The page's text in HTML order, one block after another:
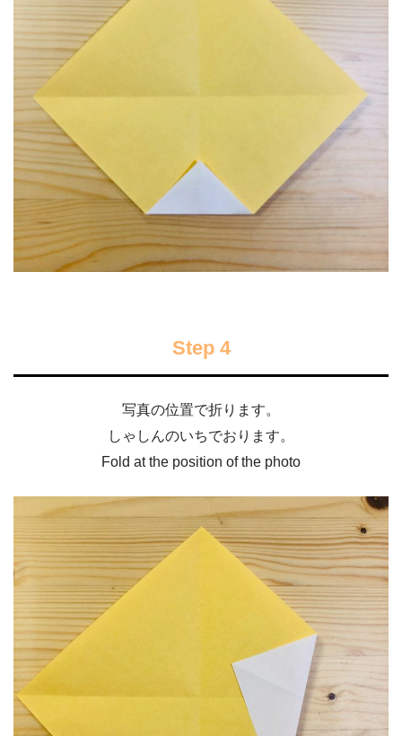
Step 4
写真の位置で折ります。
しゃしんのいちでおります。
Fold at the position of the photo